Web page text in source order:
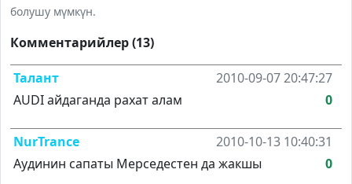
болушу мүмкүн.
Комментарийлер (13)
Талант
2010-09-07 20:47:27
АUDI айдаганда рахат алам
0
NurTrance
2010-10-13 10:40:31
Аудинин сапаты Мерседестен да жакшы
0